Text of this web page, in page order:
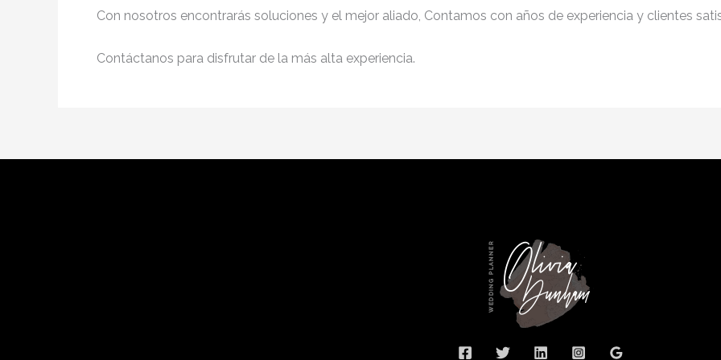
Con nosotros encontrarás soluciones y el mejor aliado, Contamos con años de experiencia y clientes
Contáctanos para disfrutar de la más alta experiencia.